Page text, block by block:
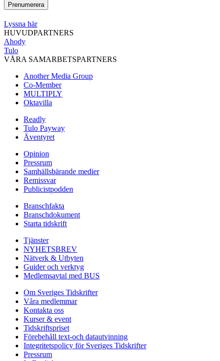
Lyssna här
HUVUDPARTNERS
Ahody
Tulo
VÅRA SAMARBETSPARTNERS
Another Media Group
Co-Member
MULTIPLY
Oktavilla
Readly
Tulo Payway
Äventyret
Opinion
Pressrum
Samhällsbärande medier
Remissvar
Publicistpodden
Branschfakta
Branschdokument
Starta tidskrift
Tjänster
NYHETSBREV
Nätverk & Utbyten
Guider och verktyg
Medlemsavtal med BUS
Om Sveriges Tidskrifter
Våra medlemmar
Kontakta oss
Kurser & event
Tidskriftspriset
Förebehåll text-och datautvinning
Integritetspolicy för Sveriges Tidskrifter
Pressrum